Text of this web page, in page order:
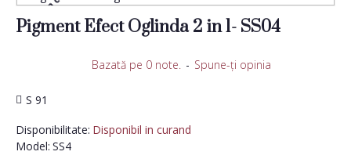
Pigment Efect Oglinda 2 in 1- SS04
Disponibilitate: Disponibil in curand
Model: SS4
S 91
Bazată pe 0 note. - Spune-ţi opinia